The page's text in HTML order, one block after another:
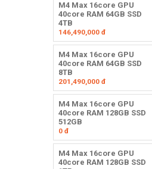
M4 Max 16core GPU
40core RAM 64GB SSD
4TB
146,490,000đ
M4 Max 16core GPU
40core RAM 64GB SSD
8TB
201,490,000đ
M4 Max 16core GPU
40core RAM 128GB SSD
512GB
0đ
M4 Max 16core GPU
40core RAM 128GB SSD